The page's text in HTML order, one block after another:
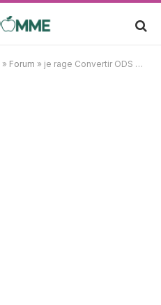
» Forum » je rage Convertir ODS en Numbers, galère ou pas ?